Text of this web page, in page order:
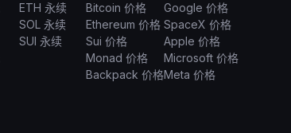
ETH 永续
SOL 永续
SUI 永续
Bitcoin 价格
Ethereum 价格
Sui 价格
Monad 价格
Backpack 价格
Google 价格
SpaceX 价格
Apple 价格
Microsoft 价格
Meta 价格